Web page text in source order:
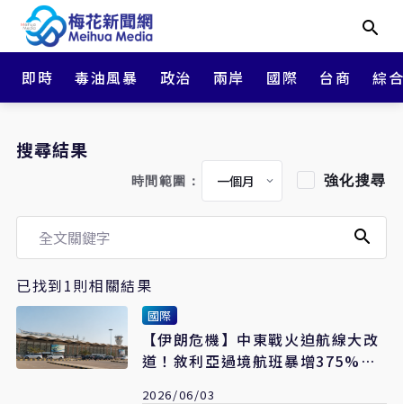
即時 毒油風暴 政治 兩岸 國際 台商 綜
搜尋結果
時間範圍： 強化搜尋
已找到1則相關結果
國際
【伊朗危機】中東戰火迫航線大改
道！敘利亞過境航班暴增375%大
2026/06/03